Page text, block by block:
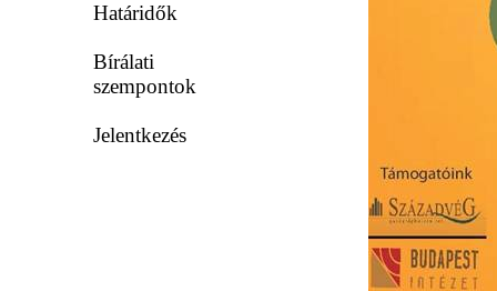
Határidők
Bírálati
szempontok
Jelentkezés